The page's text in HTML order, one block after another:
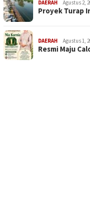
DAERAH Agustus 2,
Proyek Turap
DAERAH Agustus 1,
Resmi Maju